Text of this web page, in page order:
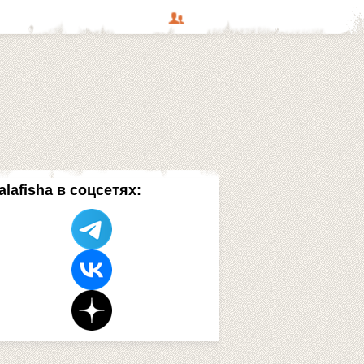
в соцсетях: